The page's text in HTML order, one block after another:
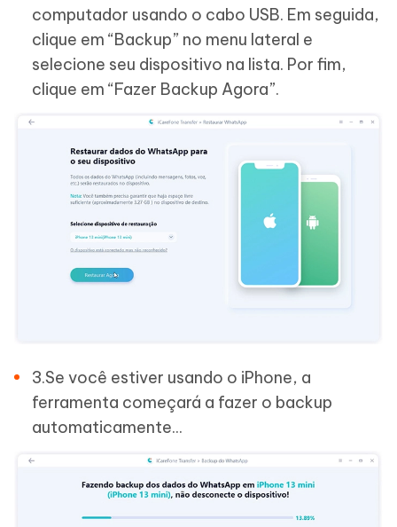
computador usando o cabo USB. Em seguida,
clique em “Backup” no menu lateral e
selecione seu dispositivo na lista. Por fim,
clique em “Fazer Backup Agora”.
3.Se você estiver usando o iPhone, a
ferramenta começará a fazer o backup
automaticamente...